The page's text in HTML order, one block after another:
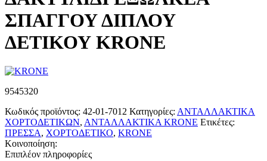
ΣΠΑΓΓΟΥ ΔΙΠΛΟΥ
ΔΕΤΙΚΟΥ KRONE
9545320
Κωδικός προϊόντος: 42-01-7012 Κατηγορίες: ΑΝΤΑΛΛΑΚΤΙΚΑ
ΧΟΡΤΟΔΕΤΙΚΩΝ, ΑΝΤΑΛΛΑΚΤΙΚΑ KRONE Ετικέτες:
ΠΡΕΣΣΑ, ΧΟΡΤΟΔΕΤΙΚΟ, KRONE
Κοινοποίηση:
Επιπλέον πληροφορίες